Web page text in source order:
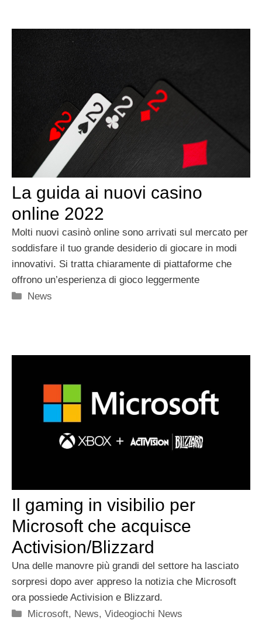
La guida ai nuovi casino
online 2022
Molti nuovi casinò online sono arrivati ​​sul mercato per
soddisfare il tuo grande desiderio di giocare in modi
innovativi. Si tratta chiaramente di piattaforme che
offrono un’esperienza di gioco leggermente
Categorie
News
Il gaming in visibilio per
Microsoft che acquisce
Activision/Blizzard
Una delle manovre più grandi del settore ha lasciato
sorpresi dopo aver appreso la notizia che Microsoft
ora possiede Activision e Blizzard.
Categorie
Microsoft, News,Videogiochi News